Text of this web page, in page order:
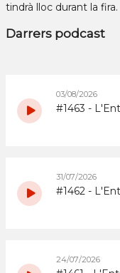
tindrà lloc durant la fira.
Darrers podcast
03/08/2026
31/07/2026
24/07/2026